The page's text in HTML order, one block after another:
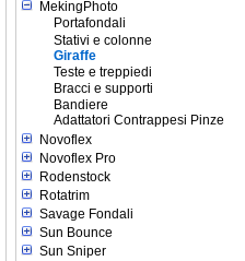
MekingPhoto
Portafondali
Stativi e colonne
Giraffe
Teste e treppiedi
Bracci e supporti
Bandiere
Adattatori Contrappesi Pinze
Novoflex
Novoflex Pro
Rodenstock
Rotatrim
Savage Fondali
Sun Bounce
Sun Sniper